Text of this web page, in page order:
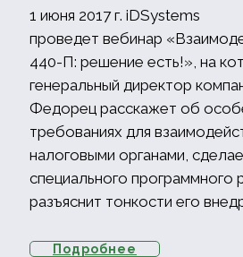
1 июня 2017 г. iDSystems
проведет вебинар
440-П: решение есть!», на
генеральный директор
Федорец расскажет об
требованиях для
налоговыми органами,
специального программного
разъяснит тонкости его
Подробнее